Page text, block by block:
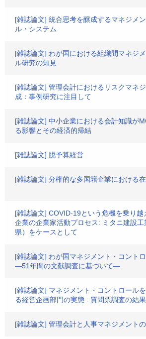
[雑誌論文] 統合思考を醸成するマネジメ
ル・システム
[雑誌論文] わが国における組織間マネジ
ル研究の知見
[雑誌論文] 管理会計におけるリスクマネ
成：事例研究に注目して
[雑誌論文] 中小企業における会計知識が
る影響とその経済的帰結
[雑誌論文] 脱予算経営
[雑誌論文] 分権的な多国籍企業における
[雑誌論文] COVID-19という危機を乗り
企業の企業家活動プロセス: ミタニ建設
県）をケースとして
[雑誌論文] わが国マネジメント・コント
―51年間の文献調査に基づいて―
[雑誌論文] マネジメント・コントロール
る経営企画部門の実態 : 質問票調査の結
[雑誌論文] 管理会計と人事マネジメント